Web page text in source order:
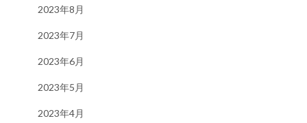
2023年8月
2023年7月
2023年6月
2023年5月
2023年4月